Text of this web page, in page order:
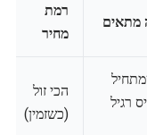
מתאים
רמת
מחיר
רגיל
הכי זול
(כשזמין)